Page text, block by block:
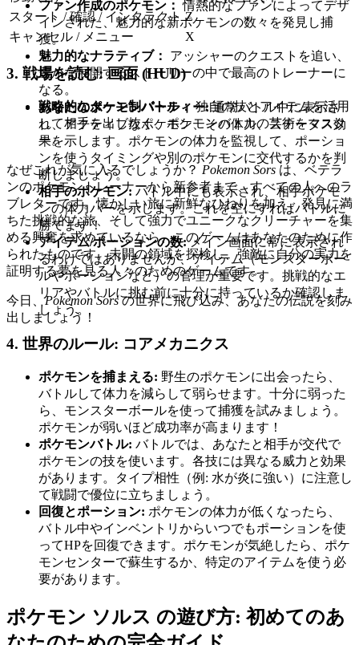
ファン作成のポケモン： 情熱的なファンによってデザ
インされた、魅力的な新ポケモンの数々を発見し捕
獲。
魅力的なナラティブ：
アッシャーのクエストを追い、
豊かな展開するストーリーの中で最高のトレーナーに
なる。
戦略的なターン制バトル：独自の技とアイテムを活用
して相手を出し抜く、ポケモンバトルの芸術をマスタ
ー。
なぜこれが気に入るでしょうか？ Pokemon Sors は、ベテラ
ンのポケモントレーナーから新参者まで、すべての人へのラ
ブレターです。懐かしい旅に新鮮なひねりを加え、発見に満
ちた挑戦的な旅、そして強力でユニークなクリーチャーを集
める興奮を求めているなら、このゲームはあなたのために作
られたものです。未開の領域を探検し、強敵に自分の実力を
証明する夢を見る人々のためのゲームです。
今日、Pokemon Sorsの世界に飛び込み、あなたの伝説を刻み
出しましょう！
スタート / 確認 / インタラクト Z
キャンセル / メニュー
X
3. 戦場を読む: 画面 (HUD)
あなたのポケモンパーティー:通常バトル中に表示さ
れ、アクティブなポケモン、その体力、ステータス効
果を示します。ポケモンの体力を監視して、ポーショ
ンを使うタイミングや別のポケモンに交代するかを判
断しましょう。
相手のポケモン: バトル中にも表示され、相手ポケモ
ンの体力バーを示します。これを空にすればバトルに
勝てます！
アイテム/ポーションの数:メイン画面に常に表示され
るわけではありませんが、アイテム（モンスターボー
ルやポーションなど）の管理が重要です。挑戦的なエ
リアやバトルに挑む前に十分に持っているか確認しま
しょう。
4. 世界のルール: コアメカニクス
ポケモンを捕まえる: 野生のポケモンに出会ったら、
バトルして体力を減らして弱らせます。十分に弱った
ら、モンスターボールを使って捕獲を試みましょう。
ポケモンが弱いほど成功率が高まります！
ポケモンバトル: バトルでは、あなたと相手が交代で
ポケモンの技を使います。各技には異なる威力と効果
があります。タイプ相性（例: 水が炎に強い）に注意し
て戦闘で優位に立ちましょう。
回復とポーション: ポケモンの体力が低くなったら、
バトル中やインベントリからいつでもポーションを使
ってHPを回復できます。ポケモンが気絶したら、ポケ
モンセンターで蘇生するか、特定のアイテムを使う必
要があります。
ポケモン ソルス の遊び方: 初めてのあ